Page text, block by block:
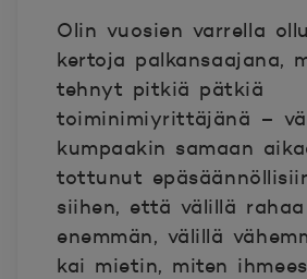
Olin vuosien varrella
kertoja palkansaajana,
tehnyt pitkiä pätkiä
toiminimiyrittäjänä –
kumpaakin samaan
tottunut
siihen, että välillä
enemmän, välillä
kai mietin, miten